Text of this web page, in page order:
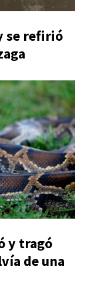
se refirió
y tragó
de una